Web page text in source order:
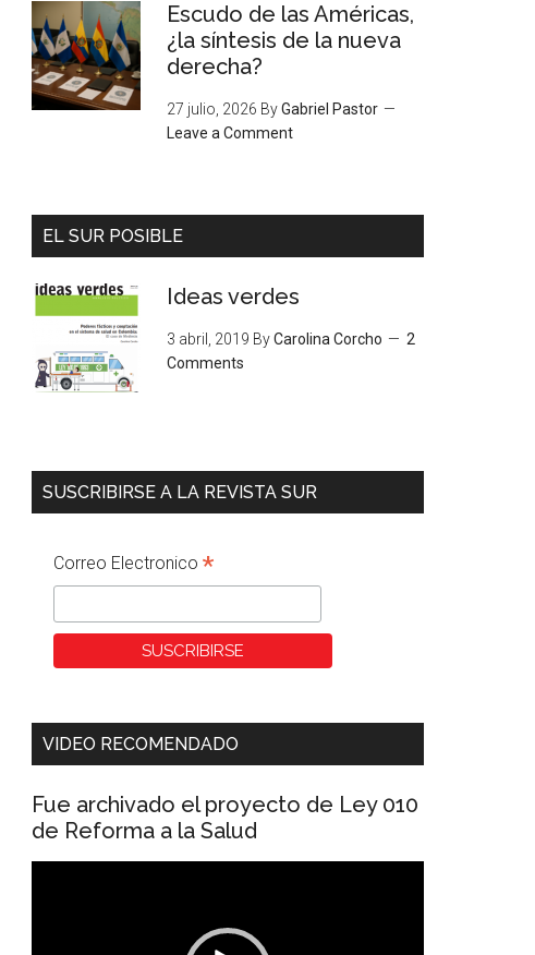
Escudo de las Américas,
¿la síntesis de la nueva
derecha?
27 julio, 2026 ByGabriel Pastor
Leave a Comment
EL SUR POSIBLE
Ideas verdes
3 abril, 2019 ByCarolina Corcho
2
Comments
SUSCRIBIRSE A LA REVISTA SUR
Correo Electronico *
VIDEO RECOMENDADO
Fue archivado el proyecto de Ley 010
de Reforma a la Salud